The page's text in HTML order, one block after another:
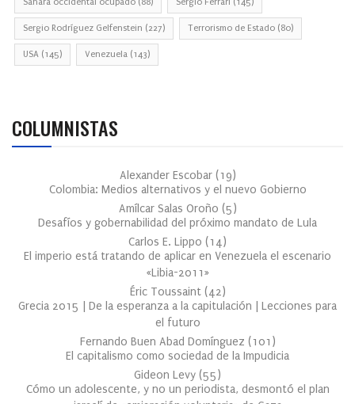
Sergio Rodríguez Gelfenstein (227) Terrorismo de Estado (80)
USA (145) Venezuela (143)
COLUMNISTAS
Alexander Escobar (19)
Colombia: Medios alternativos y el nuevo Gobierno
Amílcar Salas Oroño (5)
Desafíos y gobernabilidad del próximo mandato de Lula
Carlos E. Lippo (14)
El imperio está tratando de aplicar en Venezuela el escenario
«Libia-2011»
Éric Toussaint (42)
Grecia 2015 | De la esperanza a la capitulación | Lecciones para
el futuro
Fernando Buen Abad Domínguez (101 )
El capitalismo como sociedad de la Impudicia
Gideon Levy (55)
Cómo un adolescente, y no un periodista, desmontó el plan